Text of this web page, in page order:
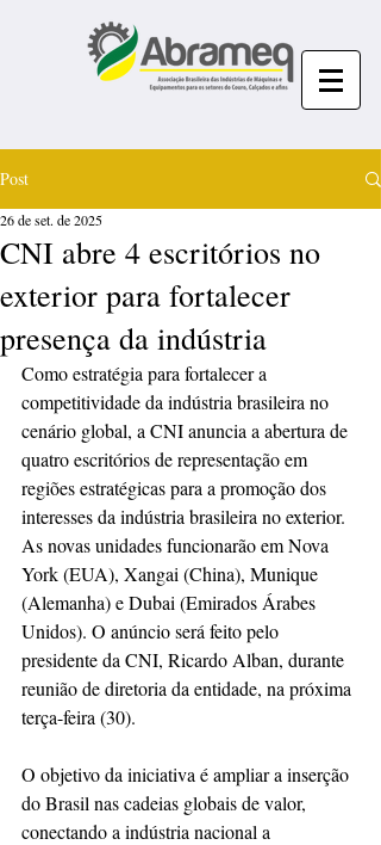
Post
CNI abre 4 escritórios no
exterior para fortalecer
presença da indústria
26 de set. de 2025
Como estratégia para fortalecer a
competitividade da indústria brasileira no
cenário global, a CNI anuncia a abertura de
quatro escritórios de representação em
regiões estratégicas para a promoção dos
interesses da indústria brasileira no exterior.
As novas unidades funcionarão em Nova
York (EUA), Xangai (China), Munique
(Alemanha) e Dubai (Emirados Árabes
Unidos). O anúncio será feito pelo
presidente da CNI, Ricardo Alban, durante
reunião de diretoria da entidade, na próxima
terça-feira (30).
O objetivo da iniciativa é ampliar a inserção
do Brasil nas cadeias globais de valor,
conectando a indústria nacional a